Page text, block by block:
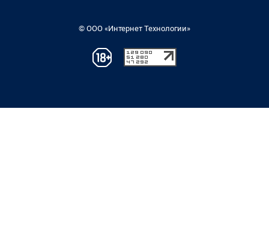
© ООО «Интернет Технологии»